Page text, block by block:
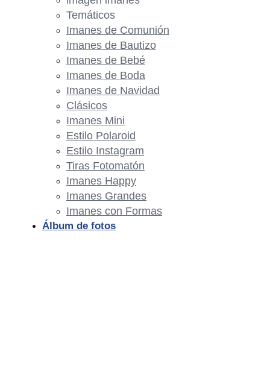
Temáticos
Imanes de Comunión
Imanes de Bautizo
Imanes de Bebé
Imanes de Boda
Imanes de Navidad
Clásicos
Imanes Mini
Estilo Polaroid
Estilo Instagram
Tiras Fotomatón
Imanes Happy
Imanes Grandes
Imanes con Formas
Álbum de fotos